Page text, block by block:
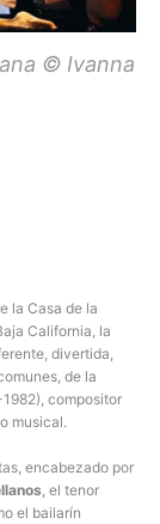
© Ivanna
la Casa de la
California, la
divertida,
de la
compositor
musical.
encabezado por
, el tenor
el bailarín